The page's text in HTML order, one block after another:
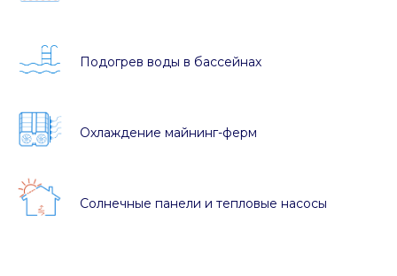
Подогрев воды в бассейнах
Охлаждение майнинг-ферм
Солнечные панели и тепловые насосы